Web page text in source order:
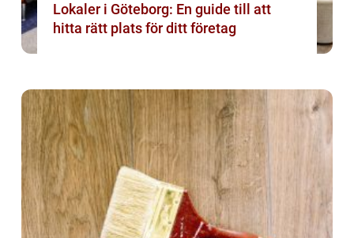
Lokaler i Göteborg: En guide till att
hitta rätt plats för ditt företag